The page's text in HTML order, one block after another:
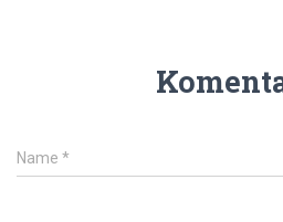
Name *